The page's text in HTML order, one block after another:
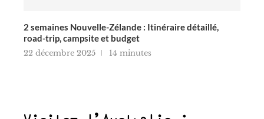
2 semaines Nouvelle-Zélande : Itinéraire détaillé,
road-trip, campsite et budget
22 décembre 2025 14 minutes